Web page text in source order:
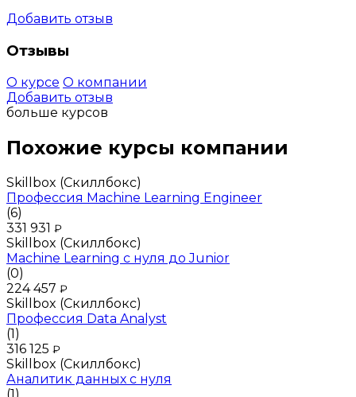
Добавить отзыв
Отзывы
О курсе О компании
Добавить отзыв
больше курсов
Похожие курсы компании
Skillbox (Скиллбокс)
Профессия Machine Learning Engineer
(6)
331 931 ₽
Skillbox (Скиллбокс)
Machine Learning с нуля до Junior
(0)
224 457 ₽
Skillbox (Скиллбокс)
Профессия Data Analyst
(1)
316 125 ₽
Skillbox (Скиллбокс)
Аналитик данных с нуля